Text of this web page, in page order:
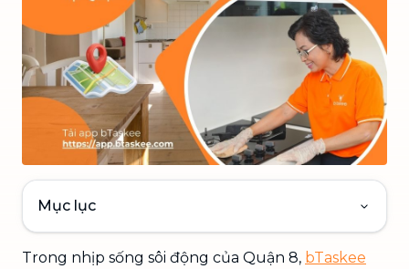
Mục lục
Trong nhịp sống sôi động của Quận 8, bTaskee